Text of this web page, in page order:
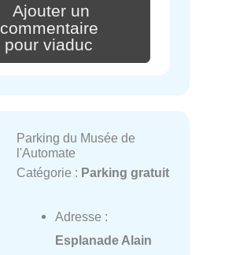
Ajouter un
commentaire
pour viaduc
Parking du Musée de
l'Automate
Catégorie : Parking gratuit
Adresse :
Esplanade Alain